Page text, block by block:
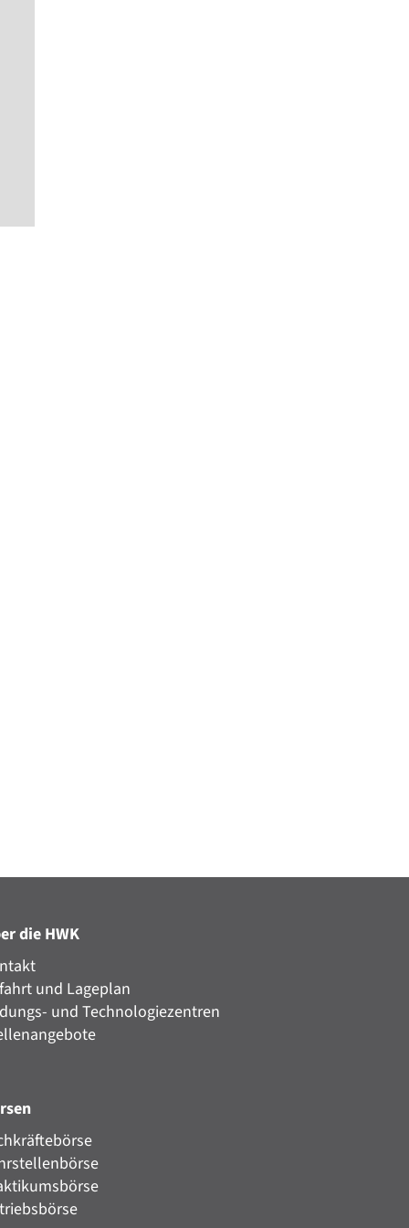
die HWK
und Lageplan
und Technologiezentren